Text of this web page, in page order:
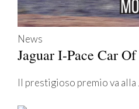
News
Jaguar I-Pace Car
Il prestigioso premio va alla